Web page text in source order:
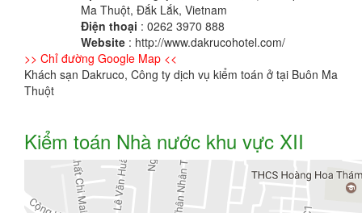
Ma Thuột, Đắk Lắk, Vietnam
Điện thoại : 0262 3970 888
Website : http://www.dakrucohotel.com/
>> Chỉ đường Google Map <<
Khách sạn Dakruco, Công ty dịch vụ kiểm toán ở tại Buôn Ma
Thuột
Kiểm toán Nhà nước khu vực XII